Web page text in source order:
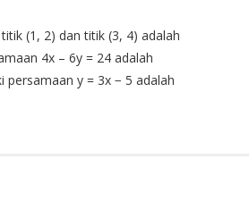
(1, 2) dan titik (3, 4) adalah
4x – 6y = 24 adalah
persamaan y = 3x − 5 adalah